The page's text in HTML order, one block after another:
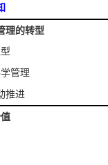
理的转型
管理
推进